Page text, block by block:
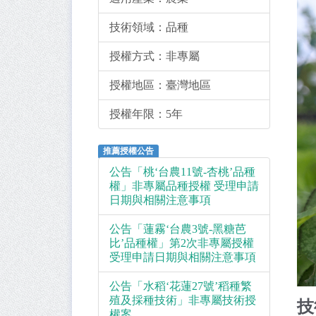
技術領域： 品種
授權方式： 非專屬
授權地區： 臺灣地區
授權年限： 5年
推薦授權公告
公告「桃‘台農11號-杏桃’品種
權」非專屬品種授權 受理申請
日期與相關注意事項
公告「蓮霧‘台農3號-黑糖芭
比’品種權」第2次非專屬授權
受理申請日期與相關注意事項
公告「水稻‘花蓮27號’稻種繁
殖及採種技術」非專屬技術授